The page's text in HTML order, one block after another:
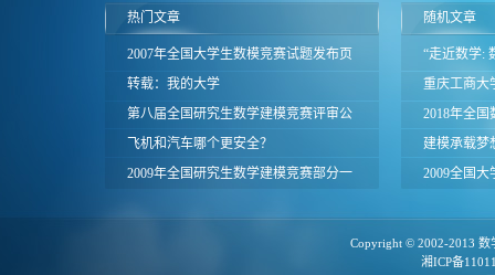
热门文章
2007年全国大学生数模竞赛试题发布页
面
转载：我的大学
第八届全国研究生数学建模竞赛评审公
告
飞机和汽车哪个更安全？
2009年全国研究生数学建模竞赛部分一
随机文章
“走近数学:
程）首次开
重庆工商大
2018年全
究研讨会成
建模承载
省举行首届
2009全国
Copyright © 2002-2013 数
湘ICP备